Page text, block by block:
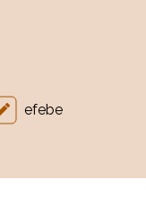
efebe